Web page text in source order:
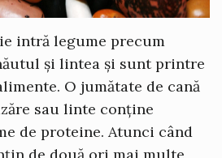
intră legume precum
și lintea și sunt printre
O jumătate de cană
sau linte conține
de proteine. Atunci când